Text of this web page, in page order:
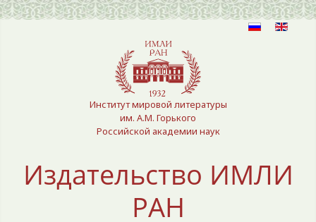
Выберите язык
Институт мировой литературы
им. А.М. Горького
Российской академии наук
Издательство ИМЛИ
РАН